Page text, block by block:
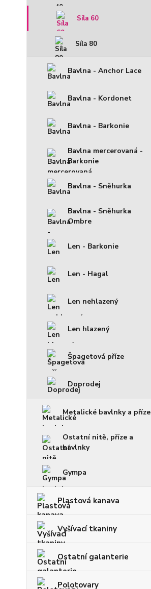
Síla 60
Síla 80
Bavlna - Anchor Lace
Bavlna - Kordonet
Bavlna - Barkonie
Bavlna mercerovaná -
Barkonie
Bavlna - Sněhurka
Bavlna - Sněhurka
Ombre
Len - Barkonie
Len - Hagal
Len nehlazený
Len hlazený
Špagetová příze
Doprodej
Metalické bavlnky a příze
Ostatní nitě, příze a
bavlnky
Gympa
Plastová kanava
Vyšívací tkaniny
Ostatní galanterie
Polotovary